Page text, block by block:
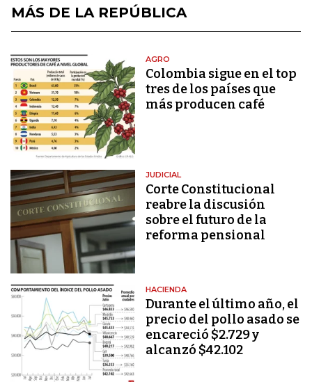
MÁS DE LA REPÚBLICA
AGRO
Colombia sigue en el top
tres de los países que
más producen café
JUDICIAL
Corte Constitucional
reabre la discusión
sobre el futuro de la
reforma pensional
HACIENDA
Durante el último año, el
precio del pollo asado se
encareció $2.729 y
alcanzó $42.102